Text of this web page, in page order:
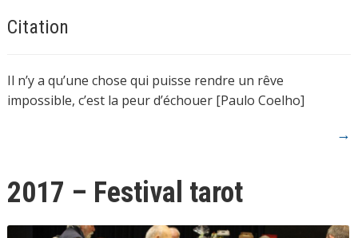
Citation
Il n’y a qu’une chose qui puisse rendre un rêve
impossible, c’est la peur d’échouer [Paulo Coelho]
→
2017 – Festival tarot